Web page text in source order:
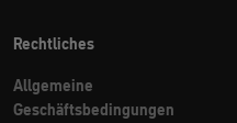
Rechtliches
Allgemeine
Geschäftsbedingungen